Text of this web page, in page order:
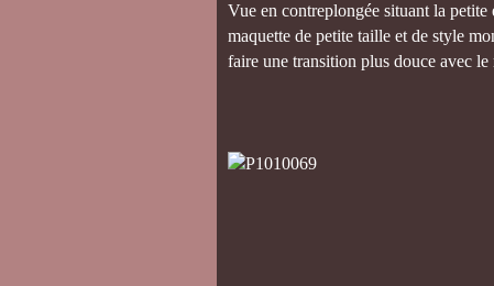
Vue en contreplongée situant la
maquette de petite taille et de style
faire une transition plus douce avec le